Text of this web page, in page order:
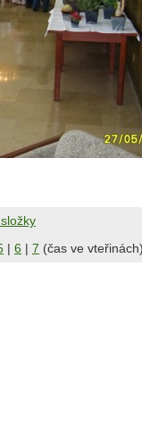
| 6 | 7 (čas ve